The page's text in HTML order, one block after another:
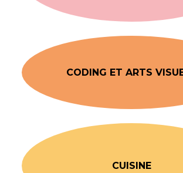
CODING ET ARTS
CUISINE